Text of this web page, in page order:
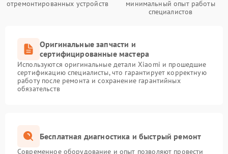
отремонтированных устройств
минимальный опыт работы
специалистов
Оригинальные запчасти и
сертифицированные мастера
Используются оригинальные детали Xiaomi и прошедшие
сертификацию специалисты, что гарантирует корректную
работу после ремонта и сохранение гарантийных
обязательств
Бесплатная диагностика и быстрый ремонт
Современное оборудование и опыт позволяют провести